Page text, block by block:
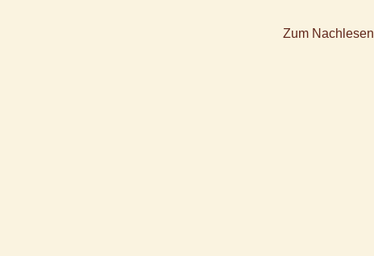
Zum Nachlesen